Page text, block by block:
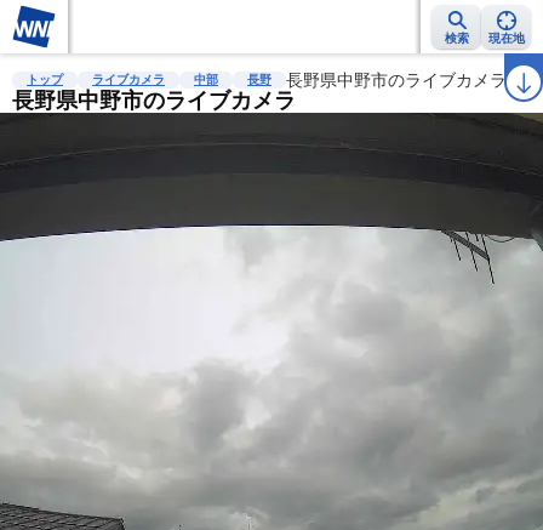
検索 現在地
雨雲レーダー 台風情報 地震情報 警報・注意報 2週間天気 ラ
トップ ライブカメラ 中部 長野 長野県中野市のライブカメラ
長野県中野市のライブカメラ